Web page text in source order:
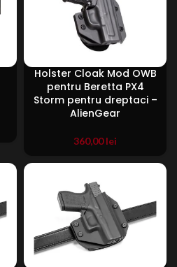
Holster Cloak Mod OWB
pentru Beretta PX4
Storm pentru dreptaci –
AlienGear
360,00lei